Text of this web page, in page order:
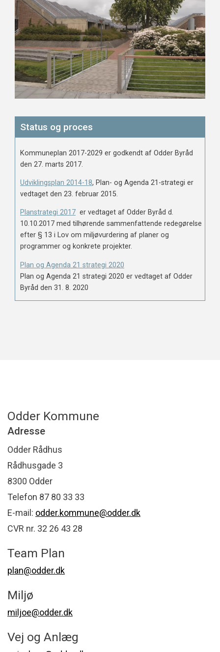
Status og proces
Kommuneplan 2017-2029 er godkendt af Odder Byråd
den 27. marts 2017.
Udviklingsplan 2014-18, Plan- og Agenda 21-strategi er
vedtaget den 23. februar 2015.
Planstrategi 2017 er vedtaget af Odder Byråd d.
10.10.2017 med tilhørende sammenfattende redegørelse
efter § 13 i Lov om miljøvurdering af planer og
programmer og konkrete projekter.
Plan og Agenda 21 strategi 2020
Plan og Agenda 21 strategi 2020 er vedtaget af Odder
Byråd den 31. 8. 2020
Odder Kommune
Adresse
Odder Rådhus
Rådhusgade 3
8300 Odder
Telefon 87 80 33 33
E-mail: odder.kommune@odder.dk
CVR nr. 32 26 43 28
Team Plan
plan@odder.dk
Miljø
miljoe@odder.dk
Vej og Anlæg